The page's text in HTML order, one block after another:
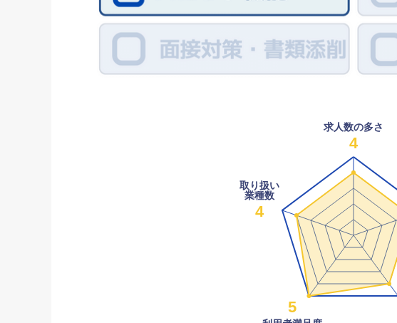
求人数の多さ
4
取り扱い
業種数
4
5